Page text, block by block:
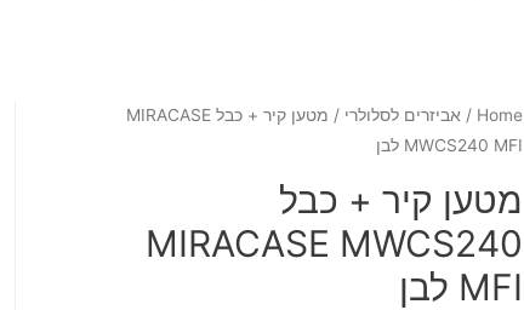
Home
/ אביזרים לסלולרי
/ מטען קיר + כבל MIRACASE
MWCS240 MFI לבן
מטען קיר + כבל
MIRACASE MWCS240
MFI לבן